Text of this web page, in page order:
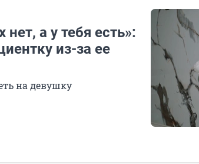
а у тебя есть»:
из-за ее
на девушку